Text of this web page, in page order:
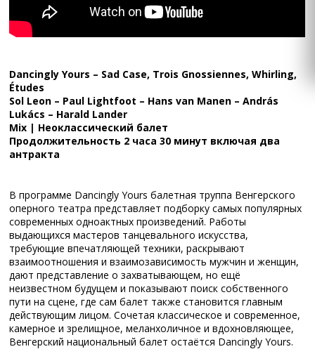
Dancingly Yours – Sad Case, Trois Gnossiennes, Whirling,
Études
Sol Leon – Paul Lightfoot – Hans van Manen – András
Lukács – Harald Lander
Mix | Неоклассический балет
Продолжительность 2 часа 30 минут включая два
антракта
В программе Dancingly Yours балетная труппа Венгерского
оперного театра представляет подборку самых популярных
современных одноактных произведений. Работы
выдающихся мастеров танцевального искусства,
требующие впечатляющей техники, раскрывают
взаимоотношения и взаимозависимость мужчин и женщин,
дают представление о захватывающем, но ещё
неизвестном будущем и показывают поиск собственного
пути на сцене, где сам балет также становится главным
действующим лицом. Сочетая классическое и современное,
камерное и зрелищное, меланхоличное и вдохновляющее,
Венгерский национальный балет остаётся Dancingly Yours.